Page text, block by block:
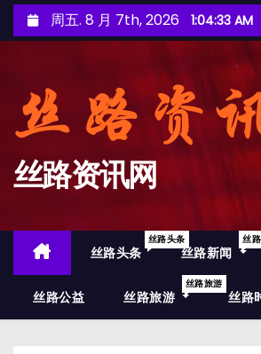
至
周五. 8 月 7th, 2026 1:04:34 AM
丝路资讯网
丝路头条
丝路头条
丝路新闻
丝
丝路公益 丝路旅游
丝路旅游
丝路